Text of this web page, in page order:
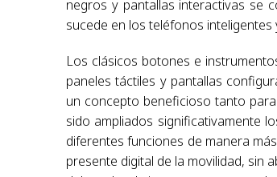
negros y pantallas interactivas se
sucede en los teléfonos
Los clásicos botones e
paneles táctiles y pantallas
un concepto beneficioso tanto
sido ampliados significativamente
diferentes funciones de manera
presente digital de la movilidad, sin